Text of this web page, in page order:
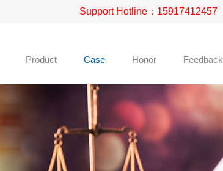
Support Hotline：15917412457
Product Case Honor Feedback